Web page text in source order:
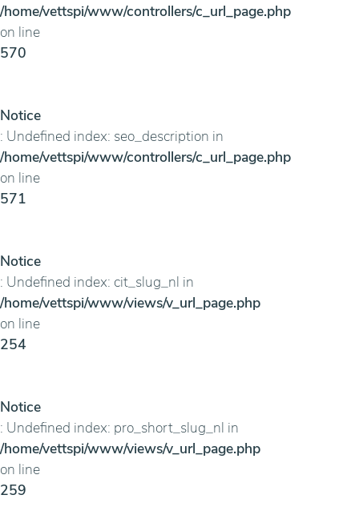
/home/vettspi/www/controllers/c_url_page.php
on line
570
Notice
: Undefined index: seo_description in
/home/vettspi/www/controllers/c_url_page.php
on line
571
Notice
: Undefined index: cit_slug_nl in
/home/vettspi/www/views/v_url_page.php
on line
254
Notice
: Undefined index: pro_short_slug_nl in
/home/vettspi/www/views/v_url_page.php
on line
259